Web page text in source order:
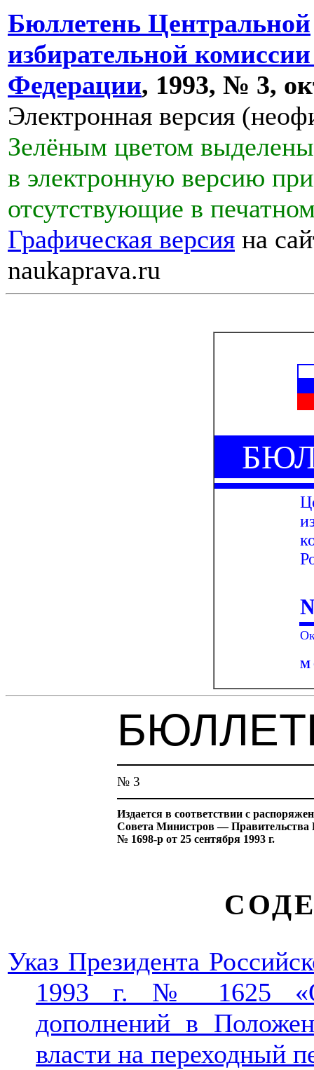
Бюллетень Центральной
избирательной
Федерации, 1993, № 3,
Электронная версия
Зелёным цветом
в электронную версию
отсутствующие в
Графическая версия на
naukaprava.ru
№ 3
Издается в соответствии с
Совета Министров — Правительства
№ 1698-р от 25 сентября 1993 г.
Указ Президента
1993 г. № 1625 «О
дополнений в
власти на переходный